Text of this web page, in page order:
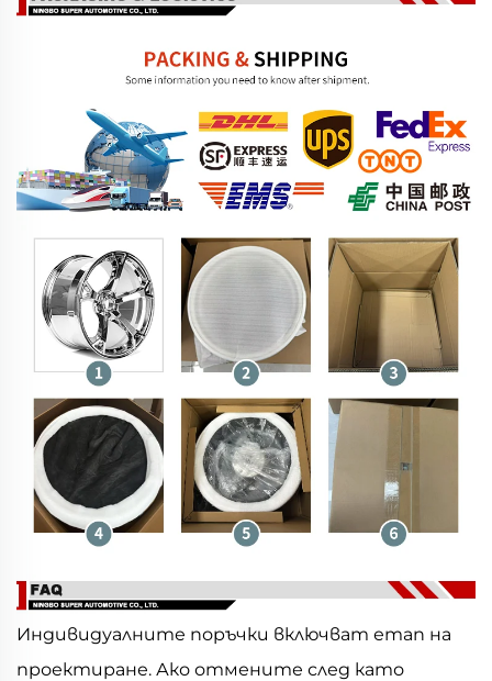
Индивидуалните поръчки включват етап на
проектиране. Ако отмените след като